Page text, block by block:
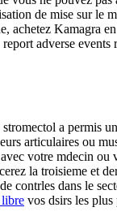
de mise sur le
Kamagra
adverse
a permis
articulaires ou
votre mdecin ou
la troisieme et
contrles dans le
libre vos dsirs les